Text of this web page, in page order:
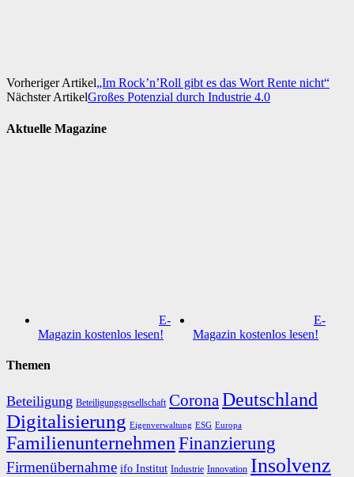
Vorheriger Artikel„Im Rock’n’Roll gibt es das Wort Rente nicht“
Nächster ArtikelGroßes Potenzial durch Industrie 4.0
Aktuelle Magazine
E-
Magazin kostenlos lesen!
E-
Magazin kostenlos lesen!
Themen
Beteiligung Beteiligungsgesellschaft CoronaDeutschland
Digitalisierung Eigenverwaltung ESG Europa
FamilienunternehmenFinanzierung
Firmenübernahme ifo Institut Industrie Innovation Insolvenz